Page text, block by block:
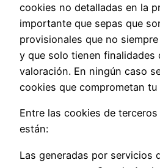
cookies no detalladas en la
importante que sepas que
provisionales que no
y que solo tienen finalidades
valoración. En ningún caso
cookies que comprometan tu
Entre las cookies de
están:
Las generadas por servicios